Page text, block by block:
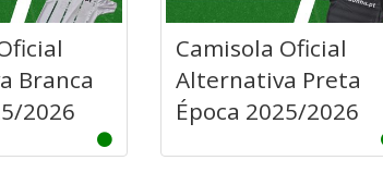
Branca
2026
Camisola Oficial
Alternativa Preta
Época 2025/2026